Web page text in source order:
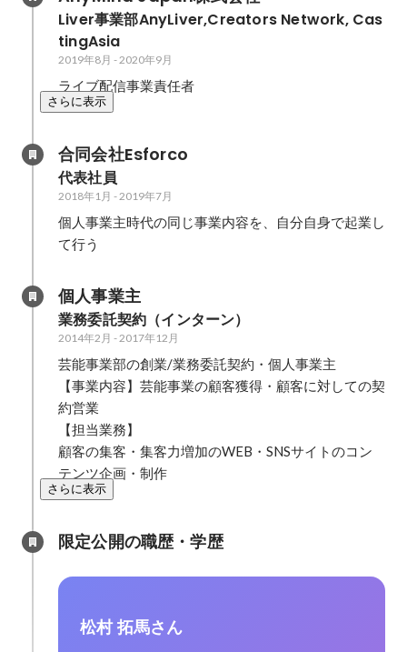
Liver事業部AnyLiver,Creators Network, Cas
tingAsia
2019年8月 - 2020年9月
ライブ配信事業責任者
さらに表示
合同会社Esforco
代表社員
2018年1月 - 2019年7月
個人事業主時代の同じ事業内容を、自分自身で起業し
て行う
個人事業主
業務委託契約（インターン）
2014年2月 - 2017年12月
芸能事業部の創業/業務委託契約・個人事業主
【事業内容】芸能事業の顧客獲得・顧客に対しての契
約営業
【担当業務】
顧客の集客・集客力増加のWEB・SNSサイトのコン
さらに表示
限定公開の職歴・学歴
松村 拓馬さん